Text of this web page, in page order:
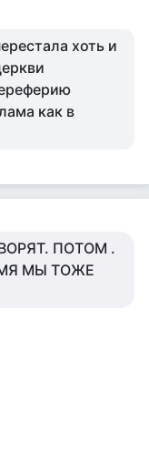
хоть и
как в
ПОТОМ .
МЫ ТОЖЕ